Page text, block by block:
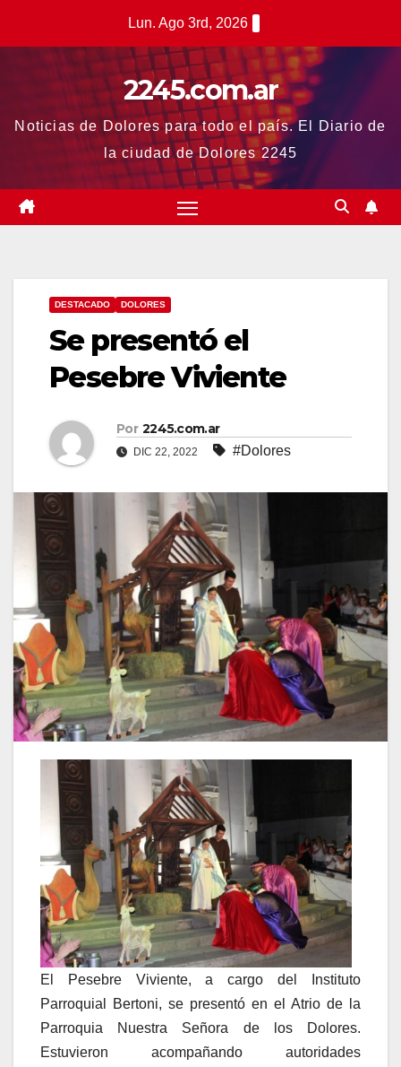
Lun. Ago 3rd, 2026
2245.com.ar
Noticias de Dolores para todo el país. El Diario de
la ciudad de Dolores 2245
DESTACADO DOLORES
Se presentó el
Pesebre Viviente
Por 2245.com.ar
DIC 22, 2022 #Dolores
El Pesebre Viviente, a cargo del Instituto
Parroquial Bertoni, se presentó en el Atrio de la
Parroquia Nuestra Señora de los Dolores.
Estuvieron acompañando autoridades